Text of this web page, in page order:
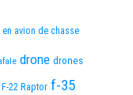
en avion de chasse
drone drones
F-22 Raptor f-35